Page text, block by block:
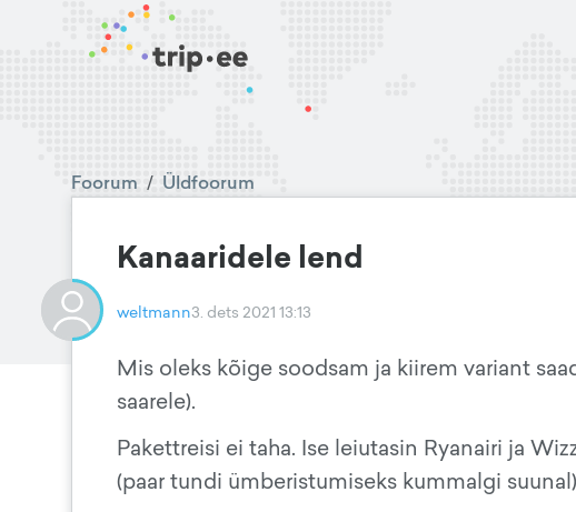
Foorum / Üldfoorum
Kanaaridele lend
weltmann3. dets 2021 13:13
Mis oleks kõige soodsam ja kiirem variant
saarele).
Pakettreisi ei taha. Ise leiutasin Ryanairi ja
(paar tundi ümberistumiseks kummalgi